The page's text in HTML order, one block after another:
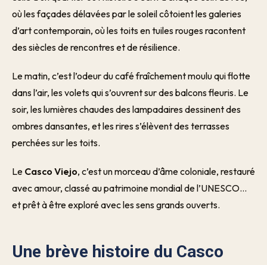
où les façades délavées par le soleil côtoient les galeries
d’art contemporain, où les toits en tuiles rouges racontent
des siècles de rencontres et de résilience.
Le matin, c’est l’odeur du café fraîchement moulu qui flotte
dans l’air, les volets qui s’ouvrent sur des balcons fleuris. Le
soir, les lumières chaudes des lampadaires dessinent des
ombres dansantes, et les rires s’élèvent des terrasses
perchées sur les toits.
Le Casco Viejo, c’est un morceau d’âme coloniale, restauré
avec amour, classé au patrimoine mondial de l’UNESCO…
et prêt à être exploré avec les sens grands ouverts.
Une brève histoire du Casco